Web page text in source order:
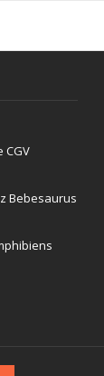
CGV
Bebesaurus